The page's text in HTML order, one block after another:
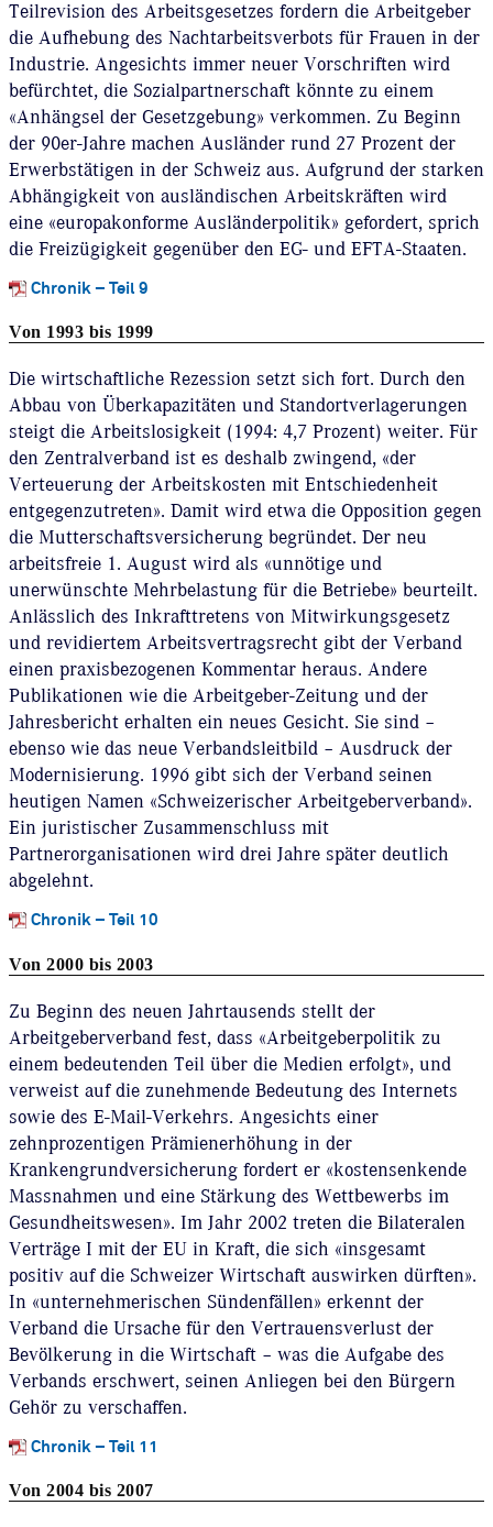
Teilrevision des Arbeitsgesetzes fordern die Arbeitgeber
die Aufhebung des Nachtarbeitsverbots für Frauen in der
Industrie. Angesichts immer neuer Vorschriften wird
befürchtet, die Sozialpartnerschaft könnte zu einem
«Anhängsel der Gesetzgebung» verkommen. Zu Beginn
der 90er-Jahre machen Ausländer rund 27 Prozent der
Erwerbstätigen in der Schweiz aus. Aufgrund der starken
Abhängigkeit von ausländischen Arbeitskräften wird
eine «europakonforme Ausländerpolitik» gefordert, sprich
die Freizügigkeit gegenüber den EG- und EFTA-Staaten.
Chronik – Teil 9
Von 1993 bis 1999
Die wirtschaftliche Rezession setzt sich fort. Durch den
Abbau von Überkapazitäten und Standortverlagerungen
steigt die Arbeitslosigkeit (1994: 4,7 Prozent) weiter. Für
den Zentralverband ist es deshalb zwingend, «der
Verteuerung der Arbeitskosten mit Entschiedenheit
entgegenzutreten». Damit wird etwa die Opposition gegen
die Mutterschaftsversicherung begründet. Der neu
arbeitsfreie 1. August wird als «unnötige und
unerwünschte Mehrbelastung für die Betriebe» beurteilt.
Anlässlich des Inkrafttretens von Mitwirkungsgesetz
und revidiertem Arbeitsvertragsrecht gibt der Verband
einen praxisbezogenen Kommentar heraus. Andere
Publikationen wie die Arbeitgeber-Zeitung und der
Jahresbericht erhalten ein neues Gesicht. Sie sind –
ebenso wie das neue Verbandsleitbild – Ausdruck der
Modernisierung. 1996 gibt sich der Verband seinen
heutigen Namen «Schweizerischer Arbeitgeberverband».
Ein juristischer Zusammenschluss mit
Partnerorganisationen wird drei Jahre später deutlich
abgelehnt.
Chronik – Teil 10
Von 2000 bis 2003
Zu Beginn des neuen Jahrtausends stellt der
Arbeitgeberverband fest, dass «Arbeitgeberpolitik zu
einem bedeutenden Teil über die Medien erfolgt», und
verweist auf die zunehmende Bedeutung des Internets
sowie des E-Mail-Verkehrs. Angesichts einer
zehnprozentigen Prämienerhöhung in der
Krankengrundversicherung fordert er «kostensenkende
Massnahmen und eine Stärkung des Wettbewerbs im
Gesundheitswesen». Im Jahr 2002 treten die Bilateralen
Verträge I mit der EU in Kraft, die sich «insgesamt
positiv auf die Schweizer Wirtschaft auswirken dürften».
In «unternehmerischen Sündenfällen» erkennt der
Verband die Ursache für den Vertrauensverlust der
Bevölkerung in die Wirtschaft – was die Aufgabe des
Verbands erschwert, seinen Anliegen bei den Bürgern
Gehör zu verschaffen.
Chronik – Teil 11
Von 2004 bis 2007